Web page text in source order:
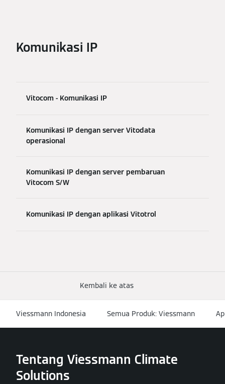
Komunikasi IP
Vitocom - Komunikasi IP
Komunikasi IP dengan server Vitodata
operasional
Komunikasi IP dengan server pembaruan
Vitocom S/W
Komunikasi IP dengan aplikasi Vitotrol
Kembali ke atas
Viessmann Indonesia Semua Produk: Viessmann
Tentang Viessmann Climate
Solutions